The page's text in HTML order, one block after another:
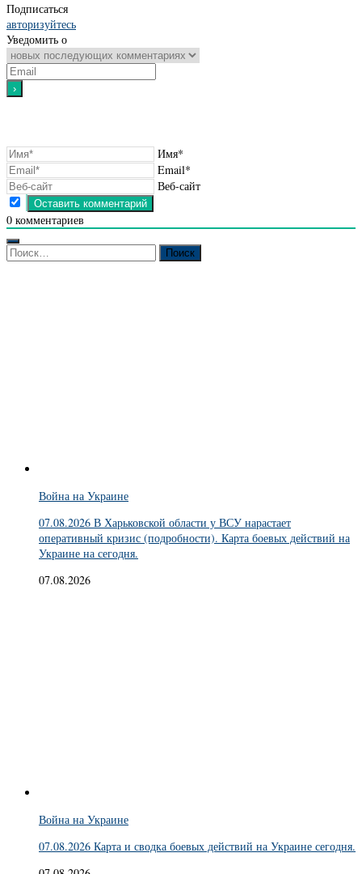
Подписаться
авторизуйтесь
Уведомить о
Имя*
Email*
Веб-сайт
0 комментариев
Найти:
Война на Украине
07.08.2026 В Харьковской области у ВСУ нарастает
оперативный кризис (подробности). Карта боевых действий на
Украине на сегодня.
07.08.2026
Война на Украине
07.08.2026 Карта и сводка боевых действий на Украине сегодня.